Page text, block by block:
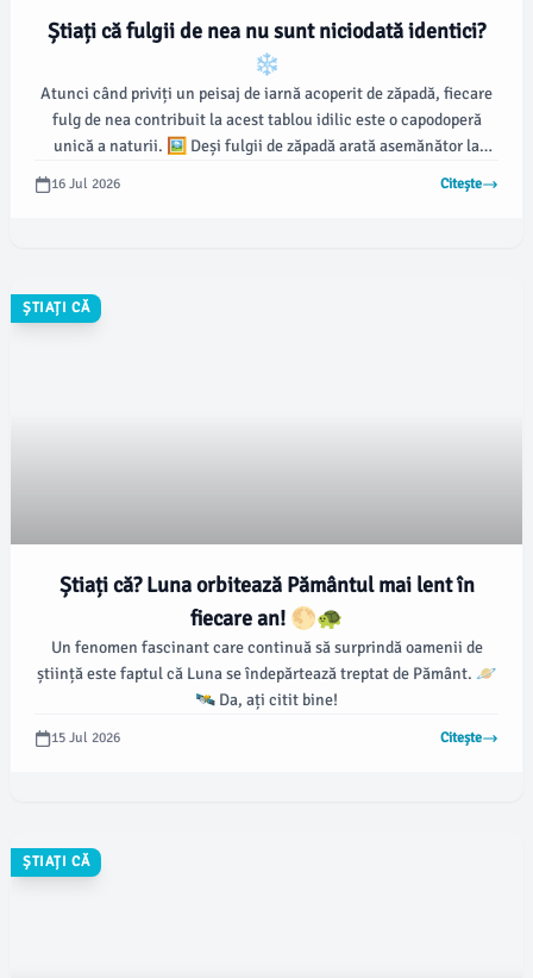
Știați că fulgii de nea nu sunt niciodată identici?
❄️
Atunci când priviți un peisaj de iarnă acoperit de zăpadă, fiecare
fulg de nea contribuit la acest tablou idilic este o capodoperă
unică a naturii. 🖼️ Deși fulgii de zăpadă arată asemănător la
16 Jul 2026 Citește
ȘTIAȚI CĂ
Știați că? Luna orbitează Pământul mai lent în
fiecare an! 🌕🐢
Un fenomen fascinant care continuă să surprindă oamenii de
știință este faptul că Luna se îndepărtează treptat de Pământ. 🪐
🛰️ Da, ați citit bine!
15 Jul 2026 Citește
ȘTIAȚI CĂ